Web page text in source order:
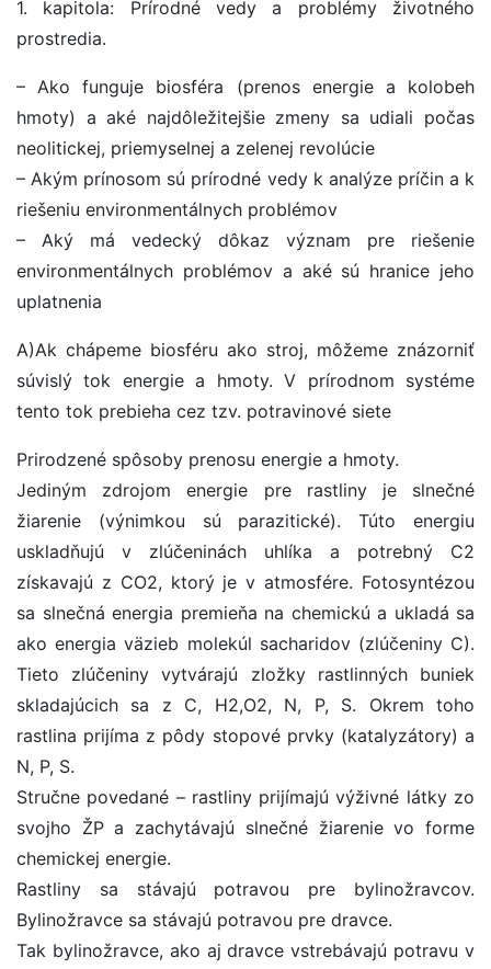
1. kapitola: Prírodné vedy a problémy životného
prostredia.
– Ako funguje biosféra (prenos energie a kolobeh
hmoty) a aké najdôležitejšie zmeny sa udiali počas
neolitickej, priemyselnej a zelenej revolúcie
– Akým prínosom sú prírodné vedy k analýze príčin a k
riešeniu environmentálnych problémov
– Aký má vedecký dôkaz význam pre riešenie
environmentálnych problémov a aké sú hranice jeho
uplatnenia
A)Ak chápeme biosféru ako stroj, môžeme znázorniť
súvislý tok energie a hmoty. V prírodnom systéme
tento tok prebieha cez tzv. potravinové siete
Prirodzené spôsoby prenosu energie a hmoty.
Jediným zdrojom energie pre rastliny je slnečné
žiarenie (výnimkou sú parazitické). Túto energiu
uskladňujú v zlúčeninách uhlíka a potrebný C2
získavajú z CO2, ktorý je v atmosfére. Fotosyntézou
sa slnečná energia premieňa na chemickú a ukladá sa
ako energia väzieb molekúl sacharidov (zlúčeniny C).
Tieto zlúčeniny vytvárajú zložky rastlinných buniek
skladajúcich sa z C, H2,O2, N, P, S. Okrem toho
rastlina prijíma z pôdy stopové prvky (katalyzátory) a
N, P, S.
Stručne povedané – rastliny prijímajú výživné látky zo
svojho ŽP a zachytávajú slnečné žiarenie vo forme
chemickej energie.
Rastliny sa stávajú potravou pre bylinožravcov.
Bylinožravce sa stávajú potravou pre dravce.
Tak bylinožravce, ako aj dravce vstrebávajú potravu v